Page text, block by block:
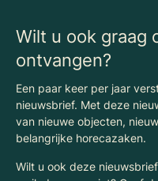
Wilt u ook graag
ontvangen?
Een paar keer per jaar
nieuwsbrief. Met deze
van nieuwe objecten,
belangrijke horecazaken.
Wilt u ook deze